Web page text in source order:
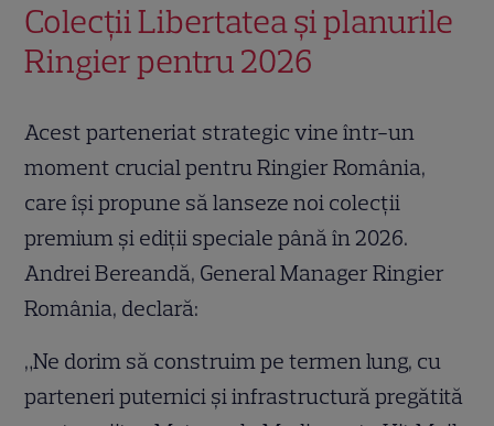
Colecții Libertatea și planurile
Ringier pentru 2026
Acest parteneriat strategic vine într-un
moment crucial pentru Ringier România,
care își propune să lanseze noi colecții
premium și ediții speciale până în 2026.
Andrei Bereandă, General Manager Ringier
România, declară:
„Ne dorim să construim pe termen lung, cu
parteneri puternici și infrastructură pregătită